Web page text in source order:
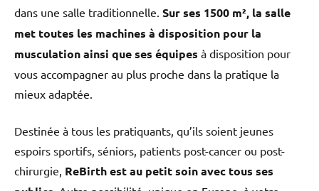
dans une salle traditionnelle. Sur ses 1500 m², la salle
met toutes les machines à disposition pour la
musculation ainsi que ses équipes à disposition pour
vous accompagner au plus proche dans la pratique la
mieux adaptée.
Destinée à tous les pratiquants, qu’ils soient jeunes
espoirs sportifs, séniors, patients post-cancer ou post-
chirurgie, ReBirth est au petit soin avec tous ses